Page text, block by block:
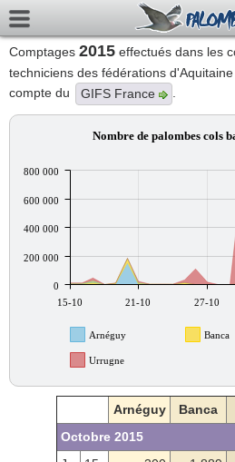
Comptages 2015 effectués dans les
techniciens des fédérations
compte du
GIFS France .
Nombre de palombes cols
15-10 21-10 27-10
0
200 000
400 000
600 000
800 000
Arnéguy Banca
Urrugne
Arnéguy Banca
Octobre 2015